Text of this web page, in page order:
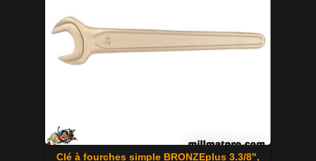
Clé à fourches simple BRONZEplus 3.3/8",